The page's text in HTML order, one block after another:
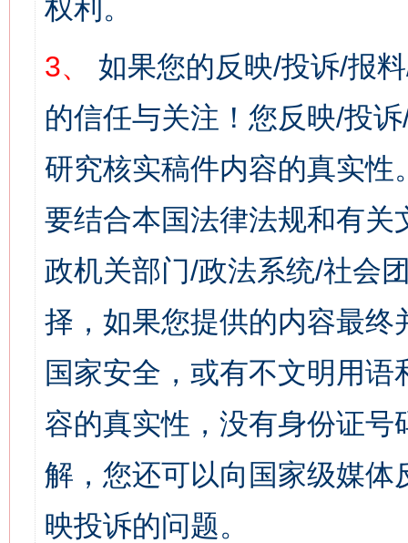
权利。
3、
如果您的反映/投诉/报
的信任与关注！您反映/投
研究核实稿件内容的真实
要结合本国法律法规和有关
政机关部门/政法系统/社会
择，如果您提供的内容最
国家安全，或有不文明用
容的真实性，没有身份证
解，您还可以向国家级媒
映投诉的问题。